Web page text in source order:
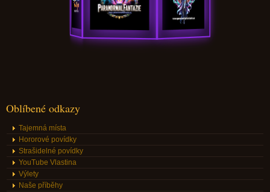
Oblíbené odkazy
Tajemná místa
Hororové povídky
Strašidelné povídky
YouTube Vlastina
Výlety
Naše příběhy